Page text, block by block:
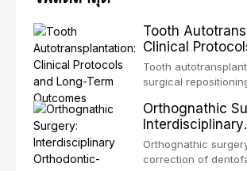
Tooth
Clinical
Term Outcomes
Tooth
surgical
same individual,
the most biologically
solutions in
Unlike dental
Orthognathic
Interdisciplinary
Orthodontic-
Treatment
Orthognathic
correction of